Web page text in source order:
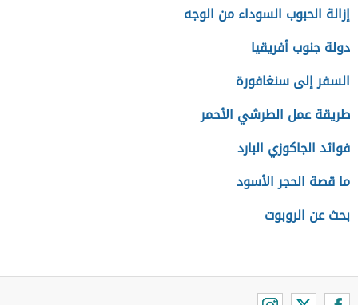
إزالة الحبوب السوداء من الوجه
دولة جنوب أفريقيا
السفر إلى سنغافورة
طريقة عمل الطرشي الأحمر
فوائد الجاكوزي البارد
ما قصة الحجر الأسود
بحث عن الروبوت